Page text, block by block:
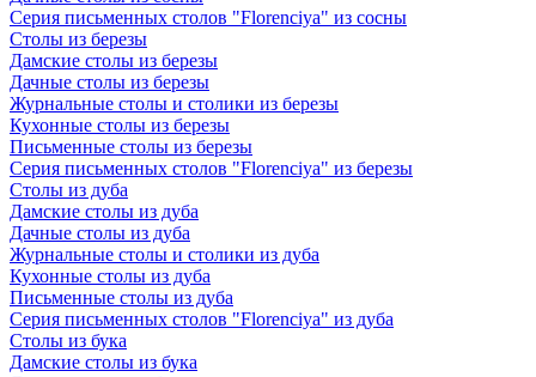
Серия письменных столов "Florenciya" из сосны
Столы из березы
Дамские столы из березы
Дачные столы из березы
Журнальные столы и столики из березы
Кухонные столы из березы
Письменные столы из березы
Серия письменных столов "Florenciya" из березы
Столы из дуба
Дамские столы из дуба
Дачные столы из дуба
Журнальные столы и столики из дуба
Кухонные столы из дуба
Письменные столы из дуба
Серия письменных столов "Florenciya" из дуба
Столы из бука
Дамские столы из бука